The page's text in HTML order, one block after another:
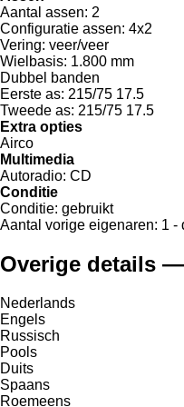
Aantal assen: 2
Configuratie assen: 4x2
Vering: veer/veer
Wielbasis: 1.800 mm
Dubbel banden
Eerste as: 215/75 17.5
Tweede as: 215/75 17.5
Extra opties
Airco
Multimedia
Autoradio: CD
Conditie
Conditie: gebruikt
Aantal vorige eigenaren: 1 -
Overige details
Nederlands
Engels
Russisch
Pools
Duits
Spaans
Roemeens